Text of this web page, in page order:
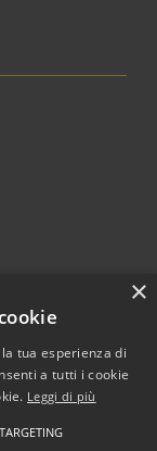
© 2026 • Comune di
• Powered by
×
tua esperienza di
a tutti i cookie
Leggi di più
TARGETING